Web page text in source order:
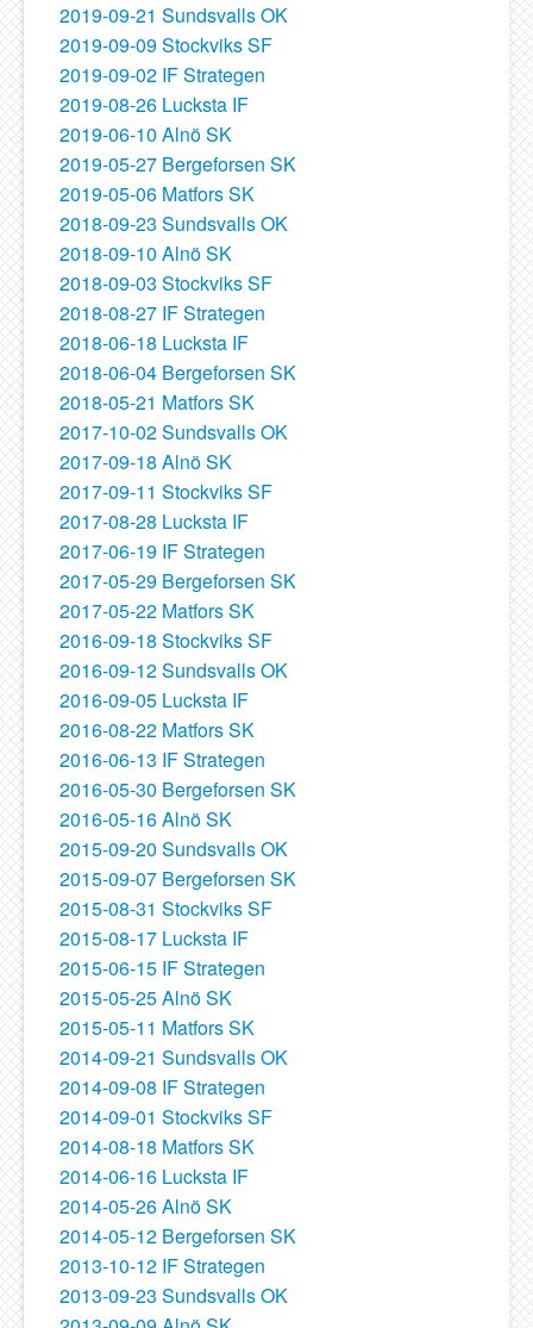
2019-09-21 Sundsvalls OK
2019-09-09 Stockviks SF
2019-09-02 IF Strategen
2019-08-26 Lucksta IF
2019-06-10 Alnö SK
2019-05-27 Bergeforsen SK
2019-05-06 Matfors SK
2018-09-23 Sundsvalls OK
2018-09-10 Alnö SK
2018-09-03 Stockviks SF
2018-08-27 IF Strategen
2018-06-18 Lucksta IF
2018-06-04 Bergeforsen SK
2018-05-21 Matfors SK
2017-10-02 Sundsvalls OK
2017-09-18 Alnö SK
2017-09-11 Stockviks SF
2017-08-28 Lucksta IF
2017-06-19 IF Strategen
2017-05-29 Bergeforsen SK
2017-05-22 Matfors SK
2016-09-18 Stockviks SF
2016-09-12 Sundsvalls OK
2016-09-05 Lucksta IF
2016-08-22 Matfors SK
2016-06-13 IF Strategen
2016-05-30 Bergeforsen SK
2016-05-16 Alnö SK
2015-09-20 Sundsvalls OK
2015-09-07 Bergeforsen SK
2015-08-31 Stockviks SF
2015-08-17 Lucksta IF
2015-06-15 IF Strategen
2015-05-25 Alnö SK
2015-05-11 Matfors SK
2014-09-21 Sundsvalls OK
2014-09-08 IF Strategen
2014-09-01 Stockviks SF
2014-08-18 Matfors SK
2014-06-16 Lucksta IF
2014-05-26 Alnö SK
2014-05-12 Bergeforsen SK
2013-10-12 IF Strategen
2013-09-23 Sundsvalls OK